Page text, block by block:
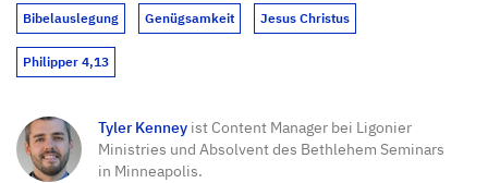
Bibelauslegung Genügsamkeit Jesus Christus
Philipper 4,13
Tyler Kenney ist Content Manager bei Ligonier
Ministries und Absolvent des Bethlehem Seminars
in Minneapolis.